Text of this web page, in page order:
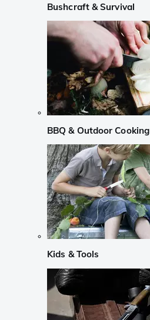
Bushcraft & Survival
BBQ & Outdoor Cooking
Kids & Tools